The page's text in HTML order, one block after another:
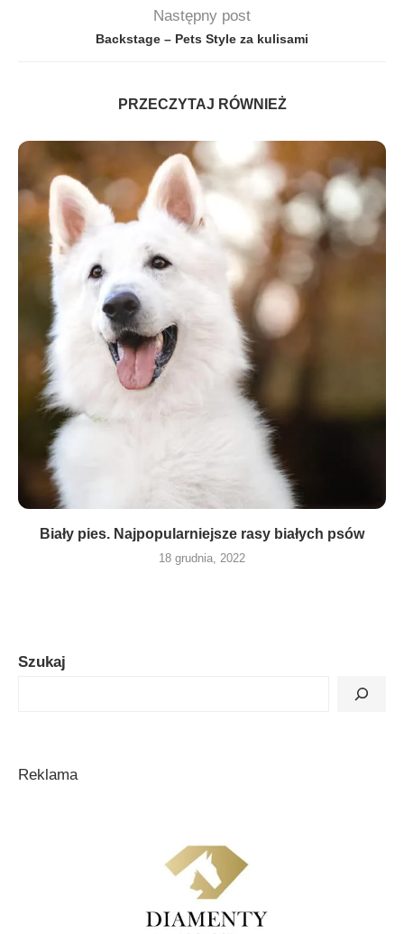
Następny post
Backstage – Pets Style za kulisami
PRZECZYTAJ RÓWNIEŻ
Biały pies. Najpopularniejsze rasy białych psów
18 grudnia, 2022
Szukaj
Reklama